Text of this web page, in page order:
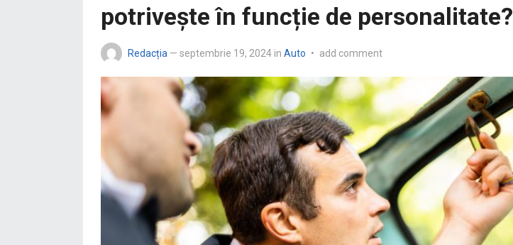
potrivește în funcție de personalitate?
Redacția — septembrie 19, 2024 in Auto • add comment